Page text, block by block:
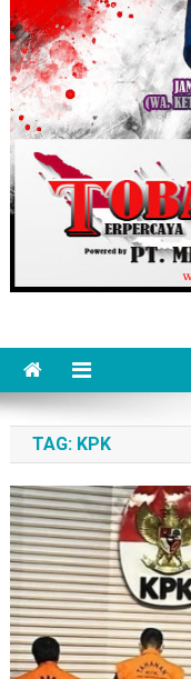
TAG: KPK